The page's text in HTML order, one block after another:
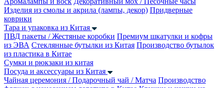
Изделия из смолы и акрила (лампы, декор) Придверные
коврики
Тара и упаковка из Китая
ПВД пакеты / Жестяные коробки Премиум шкатулки и кофры
из ЭВА Стеклянные бутылки из Китая Производство бутылок
из пластика в Китае
Сумки и рюкзаки из китая
Посуда и аксессуары из Китая
Чайная церемония / Подарочный чай / Матча Производство